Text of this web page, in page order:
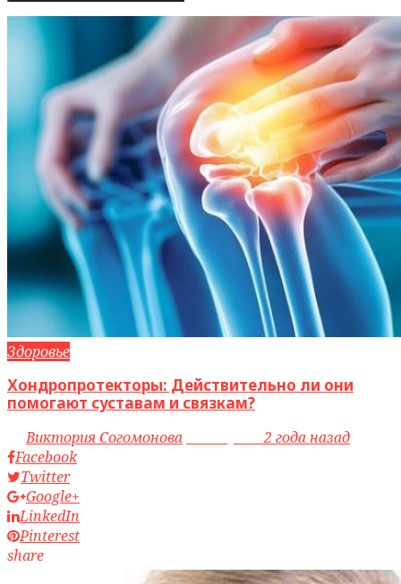
Здоровье
Хондропротекторы: Действительно ли они
помогают суставам и связкам?
byВиктория Согомонова access_time2 года назад
Facebook
Twitter
Google+
LinkedIn
Pinterest
share